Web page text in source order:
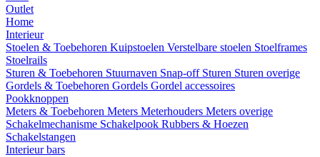
Outlet
Home
Interieur
Stoelen & Toebehoren Kuipstoelen Verstelbare stoelen Stoelframes
Stoelrails
Sturen & Toebehoren Stuurnaven Snap-off Sturen Sturen overige
Gordels & Toebehoren Gordels Gordel accessoires
Pookknoppen
Meters & Toebehoren Meters Meterhouders Meters overige
Schakelmechanisme Schakelpook Rubbers & Hoezen
Schakelstangen
Interieur bars